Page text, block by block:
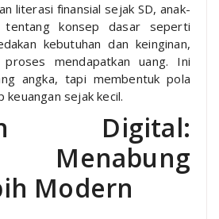
literasi finansial sejak SD, anak-
konsep dasar seperti
kebutuhan dan keinginan,
mendapatkan uang. Ini
angka, tapi membentuk pola
sejak kecil.
Digital:
Menabung
Modern